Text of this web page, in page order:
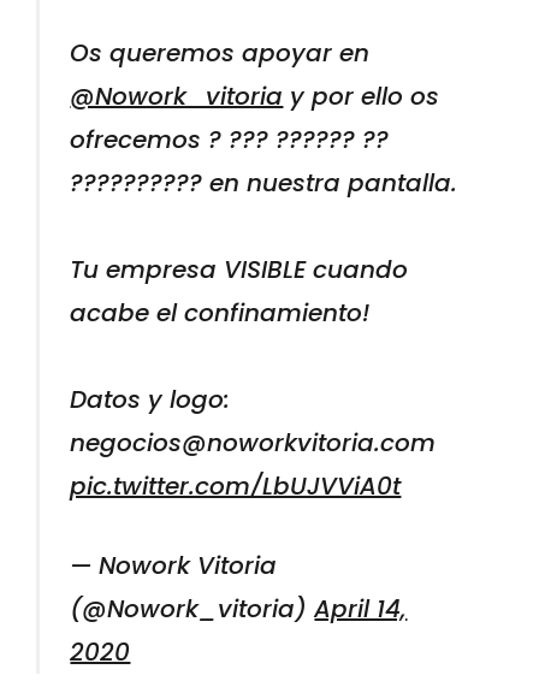
Os queremos apoyar en
@Nowork_vitoria y por ello os
ofrecemos ? ??? ?????? ??
?????????? en nuestra pantalla.
Tu empresa VISIBLE cuando
acabe el confinamiento!
Datos y logo:
negocios@noworkvitoria.com
pic.twitter.com/LbUJVViA0t
— Nowork Vitoria
(@Nowork_vitoria)April 14,
2020